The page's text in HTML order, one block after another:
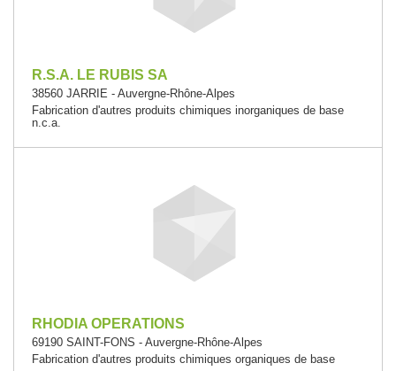
R.S.A. LE RUBIS SA
38560 JARRIE - Auvergne-Rhône-Alpes
Fabrication d'autres produits chimiques inorganiques de base
n.c.a.
RHODIA OPERATIONS
69190 SAINT-FONS - Auvergne-Rhône-Alpes
Fabrication d'autres produits chimiques organiques de base